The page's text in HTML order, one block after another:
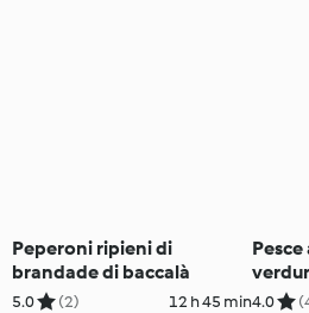
Peperoni ripieni di
brandade di baccalà
5.0 (2) 12 h 45 min4.0